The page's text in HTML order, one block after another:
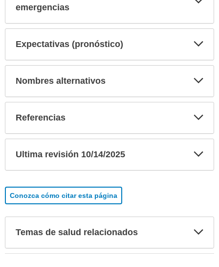
emergencias
Expectativas (pronóstico)
Nombres alternativos
Referencias
Ultima revisión 10/14/2025
Conozca cómo citar esta página
Temas de salud relacionados